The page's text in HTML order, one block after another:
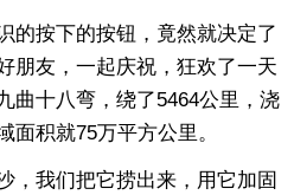
按下的按钮，竟然就决定了
朋友，一起庆祝，狂欢了一天
曲十八弯，绕了5464公里，浇
面积就75万平方公里。
我们把它捞出来，用它加固